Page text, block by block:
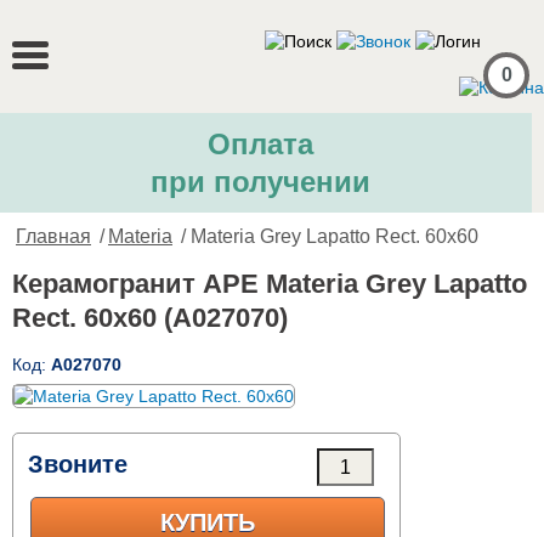
0
Оплата
при получении
Главная / Materia / Materia Grey Lapatto Rect. 60x60
Керамогранит APE Materia Grey Lapatto
Rect. 60x60 (A027070)
Код: A027070
Звоните
КУПИТЬ